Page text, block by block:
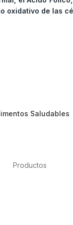
oxidativo de las
Saludables
Productos